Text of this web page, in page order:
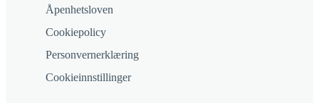
Åpenhetsloven
Cookiepolicy
Personvernerklæring
Cookieinnstillinger